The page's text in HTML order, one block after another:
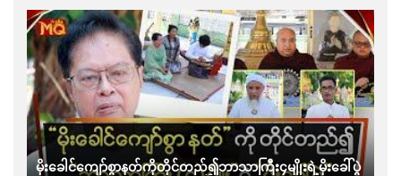
မိုးခေါင်ကျော်စွာနတ်ကိုတိုင်တည်၍ဘာသာကြီး၄မျိုးရဲ့မိုးခေါ်ပွဲ